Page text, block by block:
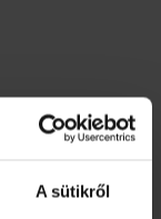
A sütikről